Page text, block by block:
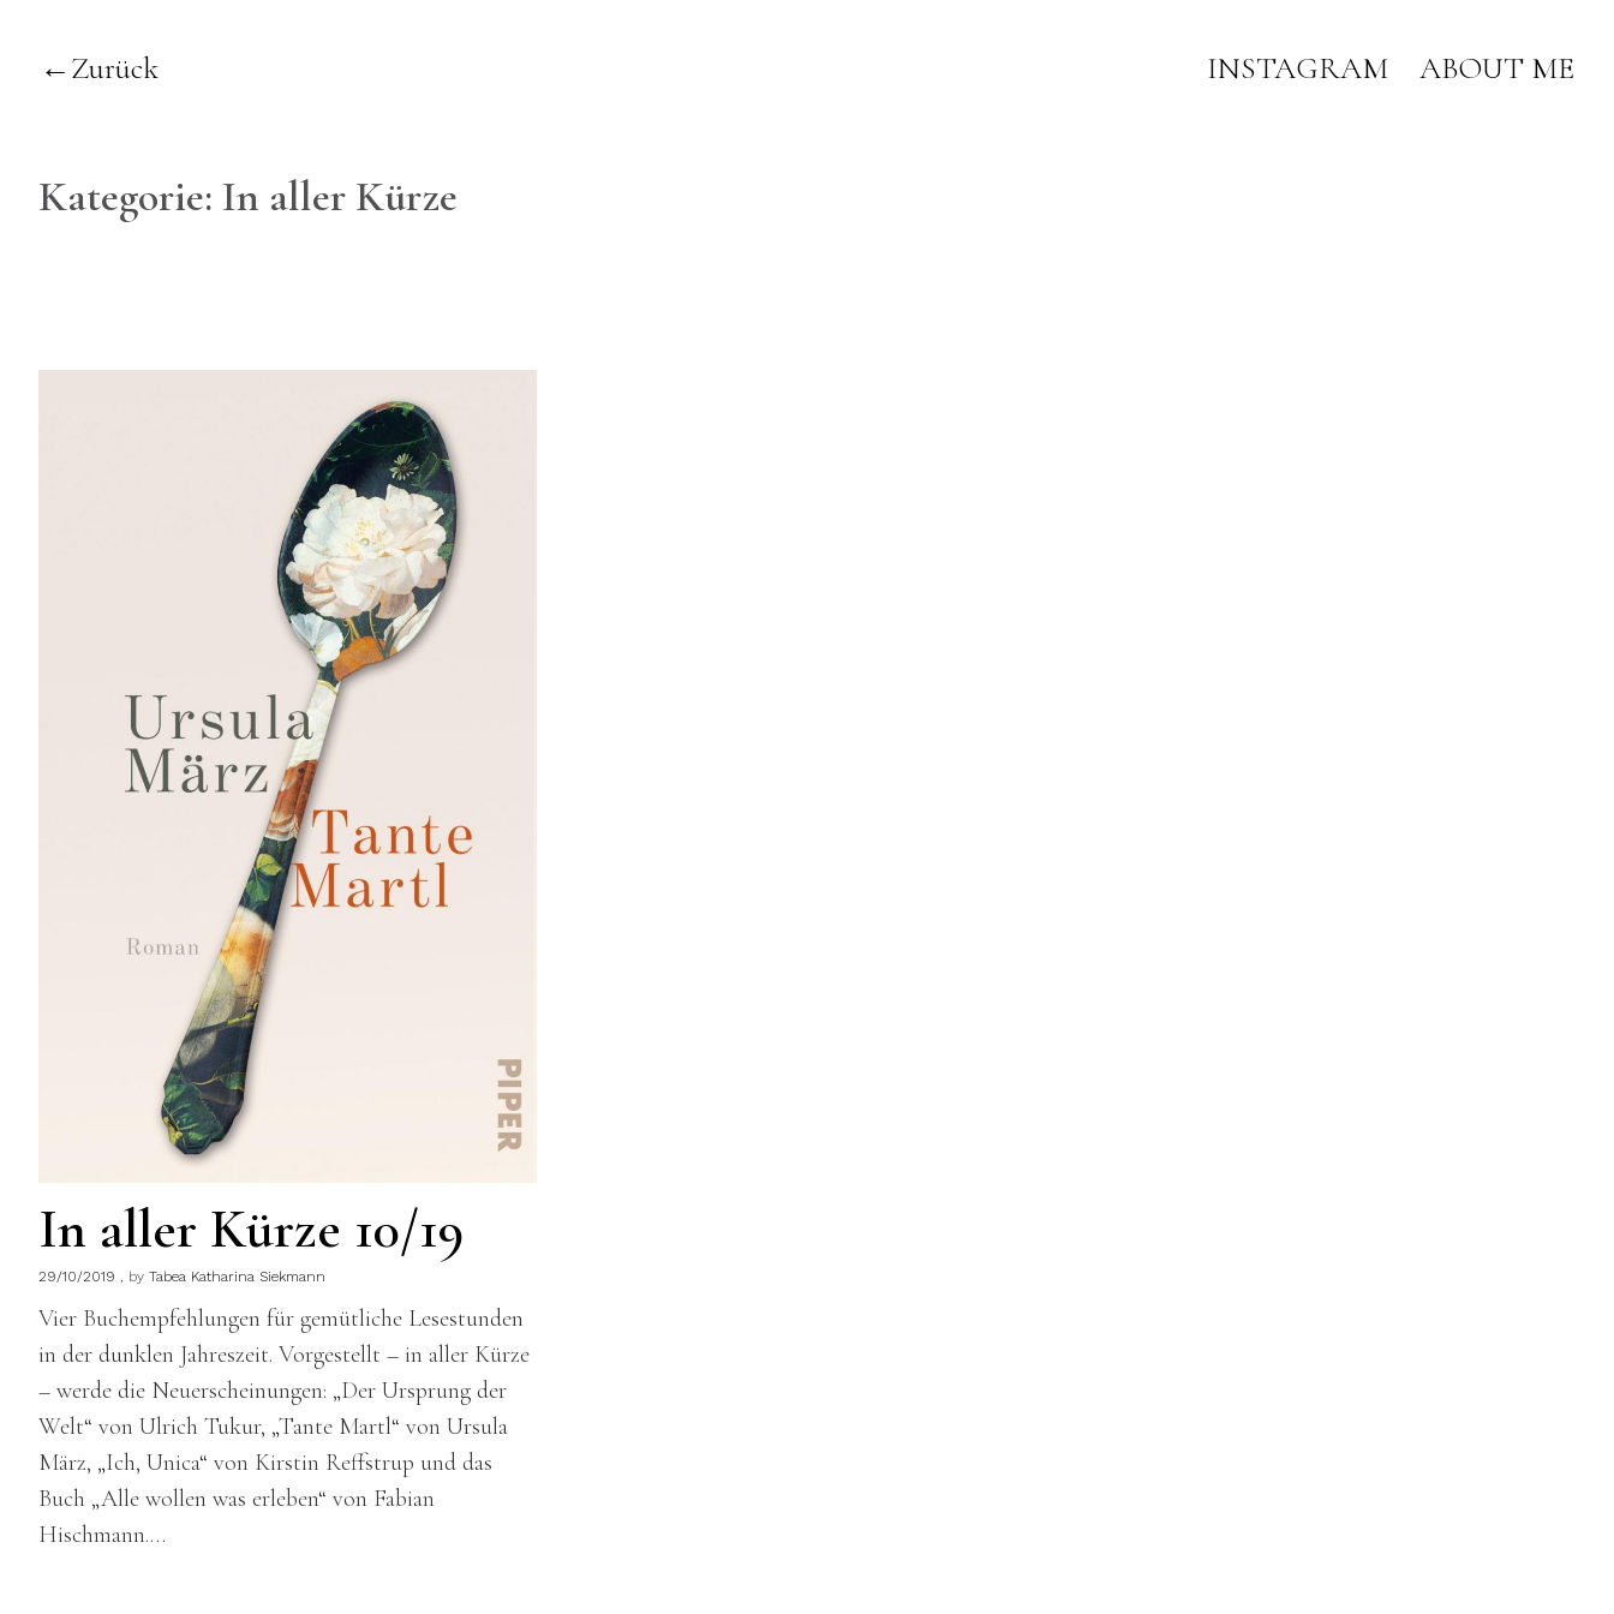
Zurück INSTAGRAM ABOUT ME
Kategorie: In aller Kürze
In aller Kürze 10/19
29/10/2019 byTabea Katharina Siekmann
Vier Buchempfehlungen für gemütliche Lesestunden
in der dunklen Jahreszeit. Vorgestellt – in aller Kürze
– werde die Neuerscheinungen: „Der Ursprung der
Welt“ von Ulrich Tukur, „Tante Martl“ von Ursula
März, „Ich, Unica“ von Kirstin Reffstrup und das
Buch „Alle wollen was erleben“ von Fabian
Hischmann.…